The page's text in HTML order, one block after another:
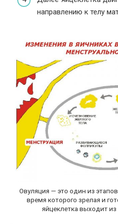
направлению к телу
Овуляция — это один из
время которого зрелая и
яйцеклетка выходит